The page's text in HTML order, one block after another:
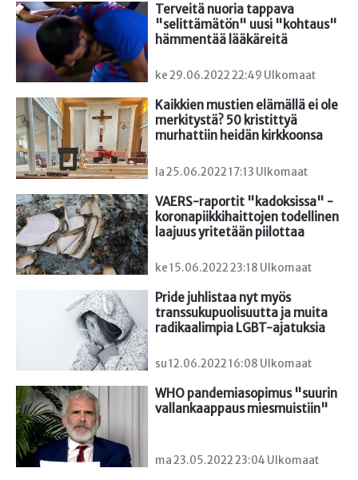
Terveitä nuoria tappava
"selittämätön" uusi "kohtaus"
hämmentää lääkäreitä
ke 29.06.2022 22:49 Ulkomaat
Kaikkien mustien elämällä ei ole
merkitystä? 50 kristittyä
murhattiin heidän kirkkoonsa
la 25.06.2022 17:13 Ulkomaat
VAERS-raportit "kadoksissa" -
koronapiikkihaittojen todellinen
laajuus yritetään piilottaa
ke 15.06.2022 23:18 Ulkomaat
Pride juhlistaa nyt myös
transsukupuolisuutta ja muita
radikaalimpia LGBT-ajatuksia
su 12.06.2022 16:08 Ulkomaat
WHO pandemiasopimus "suurin
vallankaappaus miesmuistiin"
ma 23.05.2022 23:04 Ulkomaat